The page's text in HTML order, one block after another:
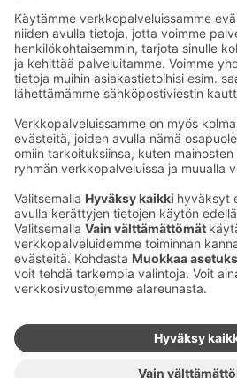
Sähköpostiosoitteet S-ryhmässä
etunimi.sukunimi@sok.fi
Seuraa meitä:
Muuta evästeasetuksia